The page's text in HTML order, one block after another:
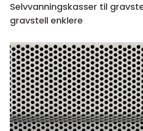
Selvvanningskasser til
gravstell enklere